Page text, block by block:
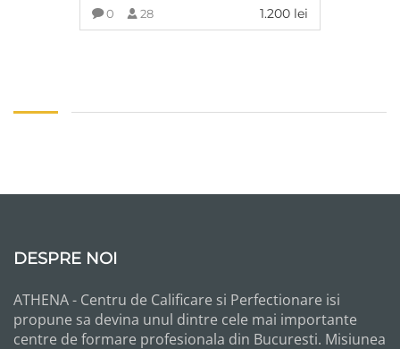
0 28 1.200 lei
DESPRE NOI
ATHENA - Centru de Calificare si Perfectionare isi
propune sa devina unul dintre cele mai importante
centre de formare profesionala din Bucuresti. Misiunea